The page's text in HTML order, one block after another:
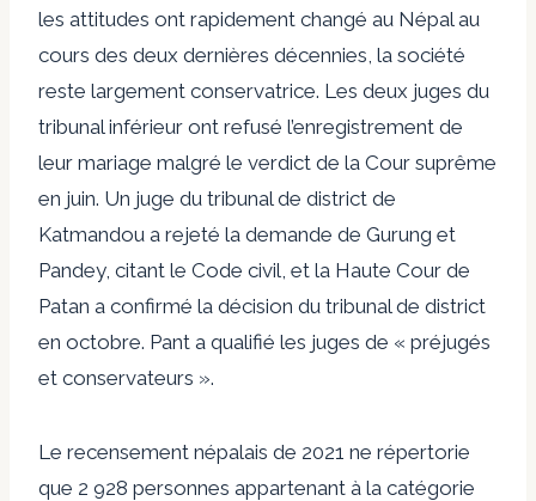
les attitudes ont rapidement changé au Népal au
cours des deux dernières décennies, la société
reste largement conservatrice. Les deux juges du
tribunal inférieur ont refusé l’enregistrement de
leur mariage malgré le verdict de la Cour suprême
en juin. Un juge du tribunal de district de
Katmandou a rejeté la demande de Gurung et
Pandey, citant le Code civil, et la Haute Cour de
Patan a confirmé la décision du tribunal de district
en octobre. Pant a qualifié les juges de « préjugés
et conservateurs ».
Le recensement népalais de 2021 ne répertorie
que 2 928 personnes appartenant à la catégorie